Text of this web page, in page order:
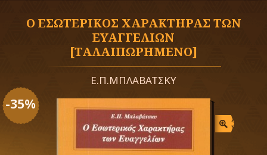
Ο ΕΣΩΤΕΡΙΚΟΣ ΧΑΡΑΚΤΗΡΑΣ ΤΩΝ
ΕΥΑΓΓΕΛΙΩΝ
[ΤΑΛΑΙΠΩΡΗΜΕΝΟ]
Ε.Π.ΜΠΛΑΒΑΤΣΚΥ
-35%